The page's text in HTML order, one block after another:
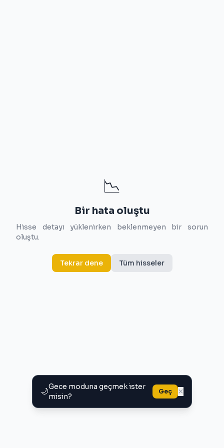
🌙Gece moduna geçmek ister
misin?
Geç ×
📉
Bir hata oluştu
Hisse detayı yüklenirken beklenmeyen bir sorun
oluştu.
Tekrar dene Tüm hisseler